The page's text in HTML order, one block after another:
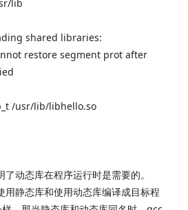
lib
shared libraries:
restore segment prot after
/usr/lib/libhello.so
动态库在程序运行时是需要的。
用静态库和使用动态库编译成目标程